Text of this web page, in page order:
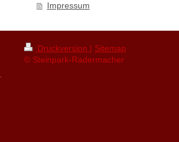
Impressum
Druckversion | Sitemap
© Steinpark-Radermacher